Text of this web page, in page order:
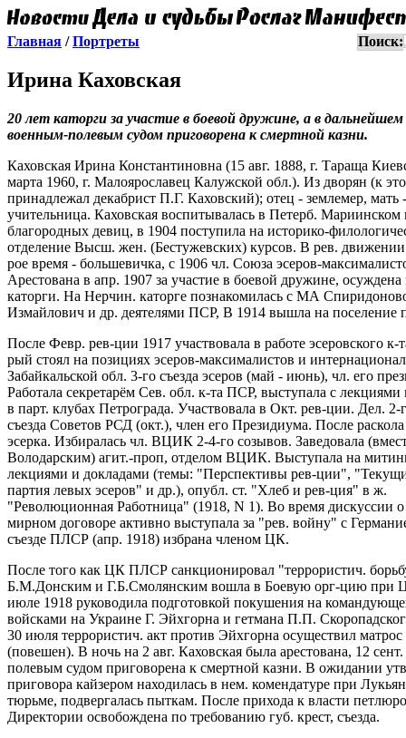
Главная /Портреты Поиск:
Ирина Каховская
20 лет каторги за участие в боевой дружине, а в
военным-полевым судом приговорена к смертной казни.
Каховская Ирина Константиновна (15 авг. 1888, г. Тараща
марта 1960, г. Малоярославец Калужской обл.). Из дворян (к
принадлежал декабрист П.Г. Каховский); отец - землемер, мать
учительница. Каховская воспитывалась в Петерб. Мариинском
благородных девиц, в 1904 поступила на историко-
отделение Высш. жен. (Бестужевских) курсов. В рев.
рое время - большевичка, с 1906 чл. Союза эсеров-
Арестована в апр. 1907 за участие в боевой дружине, осуждена
каторги. На Нерчин. каторге познакомилась с МА
Измайлович и др. деятелями ПСР, В 1914 вышла на поселение
После Февр. рев-ции 1917 участвовала в работе эсеровского к-
рый стоял на позициях эсеров-максималистов и
Забайкальской обл. 3-го съезда эсеров (май - июнь), чл. его
Работала секретарём Сев. обл. к-та ПСР, выступала с
в парт. клубах Петрограда. Участвовала в Окт. рев-ции. Дел. 2-
съезда Советов РСД (окт.), член его Президиума. После
эсерка. Избиралась чл. ВЦИК 2-4-го созывов. Заведовала
Володарским) агит.-проп, отделом ВЦИК. Выступала на
лекциями и докладами (темы: "Перспективы рев-ции",
партия левых эсеров" и др.), опубл. ст. "Хлеб и рев-ция" в ж.
"Революционная Работница" (1918, N 1). Во время дискуссии о
мирном договоре активно выступала за "рев. войну" с
съезде ПЛСР (апр. 1918) избрана членом ЦК.
После того как ЦК ПЛСР санкционировал "террористич.
Б.М.Донским и Г.Б.Смолянским вошла в Боевую орг-цию при
июле 1918 руководила подготовкой покушения на
войсками на Украине Г. Эйхгорна и гетмана П.П.
30 июля террористич. акт против Эйхгорна осуществил
(повешен). В ночь на 2 авг. Каховская была арестована, 12
полевым судом приговорена к смертной казни. В ожидании
приговора кайзером находилась в нем. комендатуре при
тюрьме, подвергалась пыткам. После прихода к власти
Директории освобождена по требованию губ. крест, съезда.